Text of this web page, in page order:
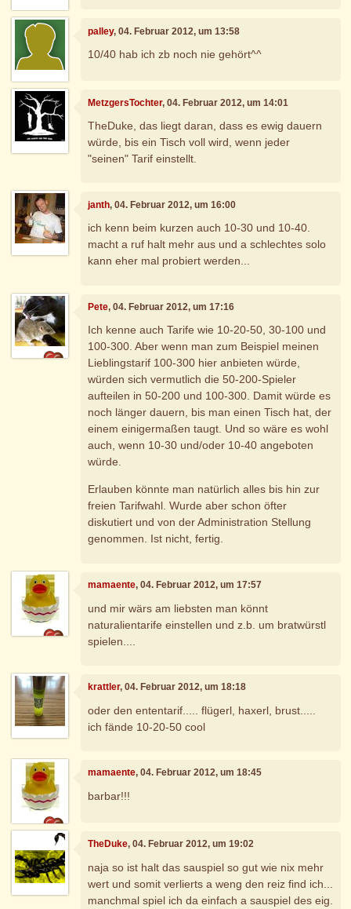
palley, 04. Februar 2012, um 13:58
10/40 hab ich zb noch nie gehört^^
MetzgersTochter, 04. Februar 2012, um 14:01
TheDuke, das liegt daran, dass es ewig dauern
würde, bis ein Tisch voll wird, wenn jeder
"seinen" Tarif einstellt.
janth, 04. Februar 2012, um 16:00
ich kenn beim kurzen auch 10-30 und 10-40.
macht a ruf halt mehr aus und a schlechtes solo
kann eher mal probiert werden...
Pete, 04. Februar 2012, um 17:16
Ich kenne auch Tarife wie 10-20-50, 30-100 und
100-300. Aber wenn man zum Beispiel meinen
Lieblingstarif 100-300 hier anbieten würde,
würden sich vermutlich die 50-200-Spieler
aufteilen in 50-200 und 100-300. Damit würde es
noch länger dauern, bis man einen Tisch hat, der
einem einigermaßen taugt. Und so wäre es wohl
auch, wenn 10-30 und/oder 10-40 angeboten
würde.
Erlauben könnte man natürlich alles bis hin zur
freien Tarifwahl. Wurde aber schon öfter
diskutiert und von der Administration Stellung
genommen. Ist nicht, fertig.
mamaente, 04. Februar 2012, um 17:57
und mir wärs am liebsten man könnt
naturalientarife einstellen und z.b. um bratwürstl
spielen....
krattler, 04. Februar 2012, um 18:18
oder den ententarif..... flügerl, haxerl, brust.....
ich fände 10-20-50 cool
mamaente, 04. Februar 2012, um 18:45
barbar!!!
TheDuke, 04. Februar 2012, um 19:02
naja so ist halt das sauspiel so gut wie nix mehr
wert und somit verlierts a weng den reiz find ich...
manchmal spiel ich da einfach a sauspiel des eig.